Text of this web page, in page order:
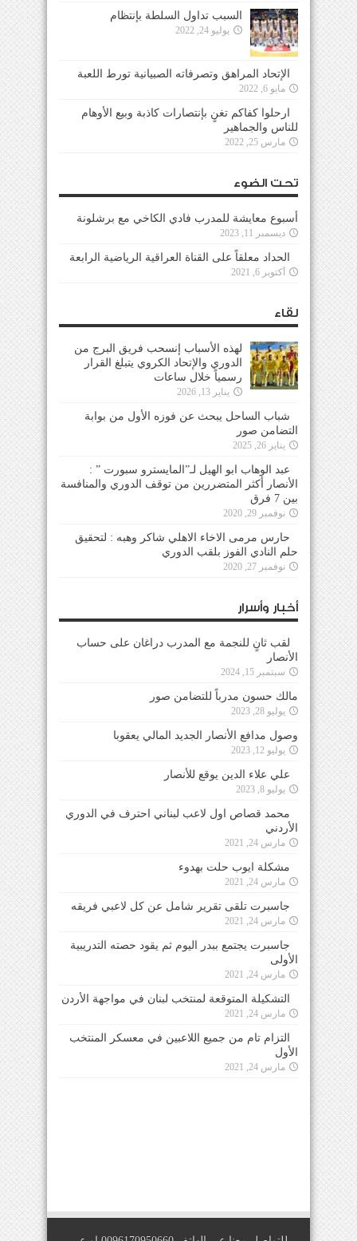
السبب تداول السلطة بإنتظام
يوليو 24, 2022
الإتحاد المراهق وتصرفاته الصبيانية تورط اللعبة
مايو 6, 2022
ارحلوا كفاكم تغنٍ بإنتصارات كاذبة وبيع الأوهام
للناس والجماهير
مارس 25, 2022
تحت الضوء
أسبوع معايشة للمدرب فادي الكاخي مع برشلونة
ديسمبر 11, 2023
الحداد معلقاً على القناة العراقية الرياضية الرابعة
أكتوبر 6, 2021
لقاء
لهذه الأسباب إنسحب فريق البرج من
الدوري والإتحاد الكروي يتبلغ القرار
رسمياً خلال ساعات
يناير 13, 2026
شباب الساحل يبحث عن فوزه الأول من بوابة
التضامن صور
يناير 26, 2025
عبد الوهاب ابو الهيل لـ”المايسترو سبورت ” :
الأنصار أكثر المتضررين من توقف الدوري والمنافسة
بين 7 فرق
نوفمبر 29, 2020
حارس مرمى الاخاء الاهلي شاكر وهبه : لتحقيق
حلم النادي الفوز بلقب الدوري
نوفمبر 27, 2020
أخبار وأسرار
لقب ثانٍ للنجمة مع المدرب دراغان على حساب
الأنصار
سبتمبر 15, 2024
مالك حسون مدرباً للتضامن صور
يوليو 28, 2023
وصول مدافع الأنصار الجديد المالي يعقوبا
يوليو 12, 2023
علي علاء الدين يوقع للأنصار
يوليو 8, 2023
محمد قصاص اول لاعب لبناني احترف في الدوري
الأردني
مارس 24, 2021
مشكلة ايوب حلت بهدوء
مارس 24, 2021
جاسبرت تلقى تقرير شامل عن كل لاعبي فريقه
مارس 24, 2021
جاسبرت يجتمع ببدر اليوم ثم يقود حصته التدريبية
الأولى
مارس 24, 2021
التشكيلة المتوقعة لمنتخب لبنان في مواجهة الأردن
مارس 24, 2021
التزام تام من جميع اللاعبين في معسكر المنتخب
الأول
مارس 24, 2021